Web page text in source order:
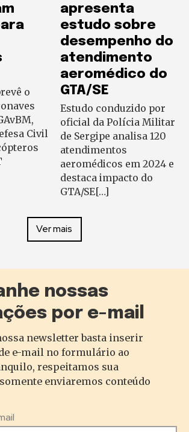
o
Civil
apresenta
estudo sobre
desempenho do
atendimento
aeromédico do
GTA/SE
Estudo conduzido por
oficial da Polícia Militar
de Sergipe analisa 120
atendimentos
aeromédicos em 2024 e
destaca impacto do
GTA/SE[…]
Ver mais
nossas
por e-mail
newsletter basta inserir
e-mail no formulário ao
respeitamos sua
enviaremos conteúdo